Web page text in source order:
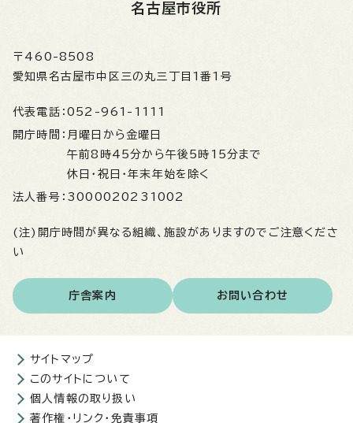
名古屋市役所
〒460-8508
愛知県名古屋市中区三の丸三丁目1番1号
代表電話： 052-961-1111
開庁時間： 月曜日から金曜日
午前8時45分から午後5時15分まで
休日・祝日・年末年始を除く
法人番号： 3000020231002
(注)開庁時間が異なる組織、施設がありますのでご注意くださ
い
庁舎案内 お問い合わせ
サイトマップ
このサイトについて
個人情報の取り扱い
著作権・リンク・免責事項